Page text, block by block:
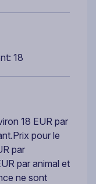
18
18 EUR par
pour le
par
par animal et
ne sont